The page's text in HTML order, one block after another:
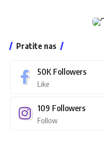
Pratite nas
50K Followers
Like
109 Followers
Follow